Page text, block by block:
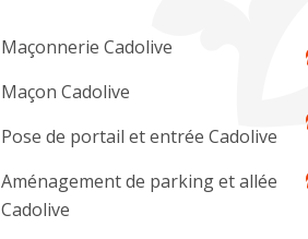
Maçonnerie Cadolive
Maçon Cadolive
Pose de portail et entrée Cadolive
Aménagement de parking et allée
Cadolive